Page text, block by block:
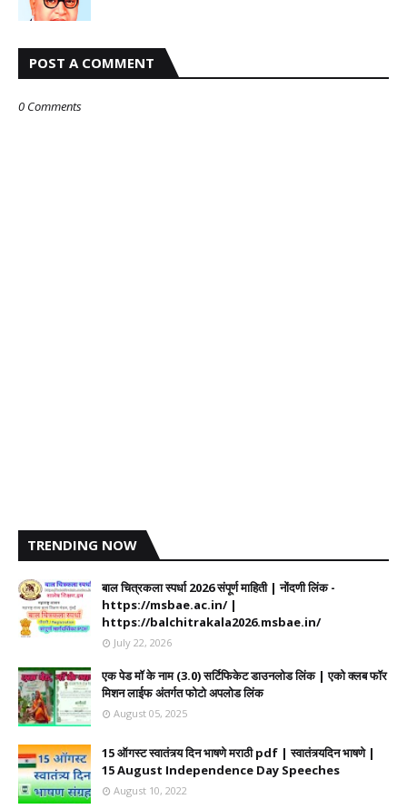
POST A COMMENT
0 Comments
TRENDING NOW
बाल चित्रकला स्पर्धा 2026 संपूर्ण माहिती | नोंदणी लिंक -
https://msbae.ac.in/ |
https://balchitrakala2026.msbae.in/
July 22, 2026
एक पेड मॉ के नाम (3.0) सर्टिफिकेट डाउनलोड लिंक | एको क्लब फॉर
मिशन लाईफ अंतर्गत फोटो अपलोड लिंक
August 05, 2025
15 ऑगस्ट स्वातंत्र्य दिन भाषणे मराठी pdf | स्वातंत्र्यदिन भाषणे |
15 August Independence Day Speeches
August 10, 2022